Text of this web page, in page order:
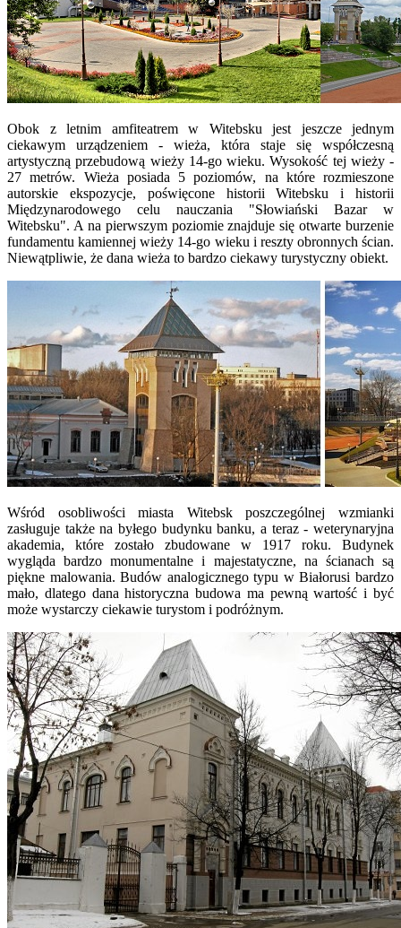
Obok z letnim amfiteatrem w Witebsku jest jeszcze jednym
ciekawym urządzeniem - wieża, która staje się współczesną
artystyczną przebudową wieży 14-go wieku. Wysokość tej wieży -
27 metrów. Wieża posiada 5 poziomów, na które rozmieszone
autorskie ekspozycje, poświęcone historii Witebsku i historii
Międzynarodowego celu nauczania "Słowiański Bazar w
Witebsku". A na pierwszym poziomie znajduje się otwarte burzenie
fundamentu kamiennej wieży 14-go wieku i reszty obronnych ścian.
Niewątpliwie, że dana wieża to bardzo ciekawy turystyczny obiekt.
Wśród osobliwości miasta Witebsk poszczególnej wzmianki
zasługuje także na byłego budynku banku, a teraz - weterynaryjna
akademia, które zostało zbudowane w 1917 roku. Budynek
wygląda bardzo monumentalne i majestatyczne, na ścianach są
piękne malowania. Budów analogicznego typu w Białorusi bardzo
mało, dlatego dana historyczna budowa ma pewną wartość i być
może wystarczy ciekawie turystom i podróżnym.